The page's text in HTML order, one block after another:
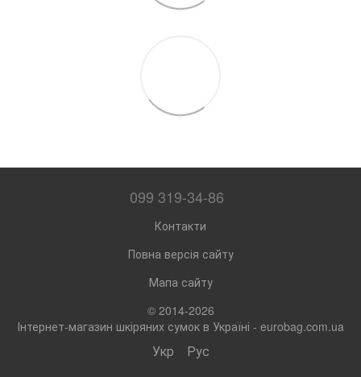
099 319-34-86
Контакти
Повна версія сайту
Мапа сайту
© 2014-2026
Інтернет-магазин шкіряних сумок в Україні - eurobag.com.ua
Укр Рус